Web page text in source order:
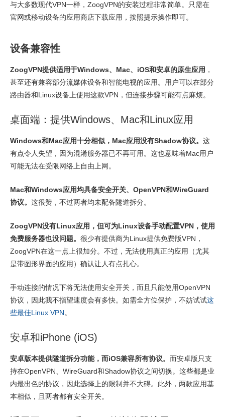
与大多数现代VPN一样，ZoogVPN的安装过程非常简单。只需在
官网或移动设备的应用商店下载应用，按照提示操作即可。
设备兼容性
ZoogVPN提供适用于Windows、Mac、iOS和安卓的原生应用 ，
甚至还有兼容部分流媒体设备和智能电视的应用。用户可以在部分
路由器和Linux设备上使用这款VPN，但连接步骤可能有点麻烦。
桌面端：提供Windows、Mac和Linux应用
Windows和Mac应用十分相似，Mac应用没有Shadow协议。 这
有点令人失望，因为混淆服务器已不再可用。这也意味着Mac用户
可能无法在受限网络上自由上网。
Mac和Windows应用均具备安全开关、OpenVPN和WireGuard
协议。 这很赞，不过两者均未配备隧道拆分。
ZoogVPN没有Linux应用，但可为Linux设备手动配置VPN，使用
免费服务器也没问题。 很少有提供商为Linux提供免费版VPN，
ZoogVPN在这一点上很加分。不过，无法使用真正的应用（尤其
是带图形界面的应用）确认让人有点扎心。
手动连接的情况下将无法使用安全开关，而且只能使用OpenVPN
协议，因此我不指望速度会有多快。如需全方位保护，不妨试试这
些最佳Linux VPN。
安卓和iPhone (iOS)
安卓版本提供隧道拆分功能，而iOS兼容所有协议。 而安卓版只支
持在OpenVPN、WireGuard和Shadow协议之间切换。这些都是业
内最出色的协议，因此选择上的限制并不大碍。此外，两款应用基
本相似，且两者都有安全开关。